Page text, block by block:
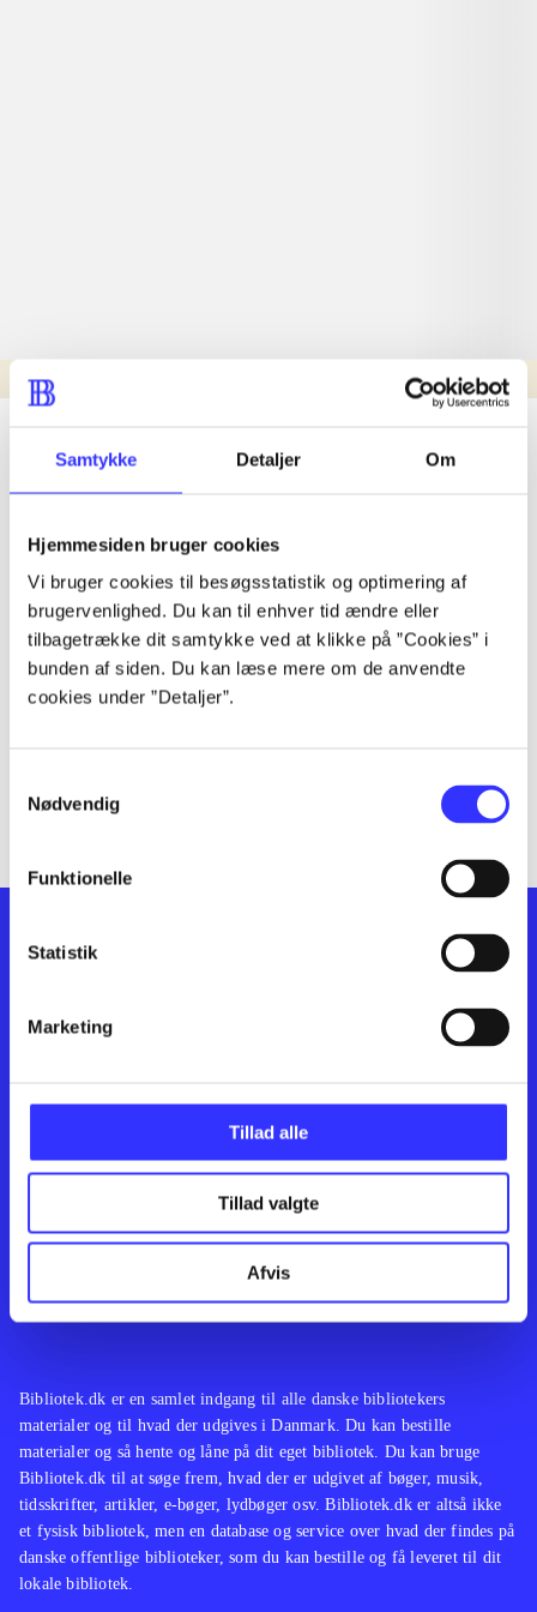
Samtykke Detaljer Om
Hjemmesiden bruger cookies
Vi bruger cookies til besøgsstatistik og optimering af
brugervenlighed. Du kan til enhver tid ændre eller
tilbagetrække dit samtykke ved at klikke på ”Cookies” i
bunden af siden. Du kan læse mere om de anvendte
cookies under ”Detaljer”.
Nødvendig
Funktionelle
Statistik
Marketing
Tillad alle
Tillad valgte
Afvis
Nyhed
lorem ipsum dolor sit amet ...
lorem ipsum dolor sit amet ...
lorem ipsum dolor sit amet ...
lorem ipsum dolor sit amet ...
lorem ipsum dolor sit amet ...
lorem ipsum dolor sit amet ...
lorem ipsum dolor sit amet ...
Feedback
Bibliotek.dk er en samlet indgang til alle danske bibliotekers
materialer og til hvad der udgives i Danmark. Du kan bestille
materialer og så hente og låne på dit eget bibliotek. Du kan bruge
Bibliotek.dk til at søge frem, hvad der er udgivet af bøger, musik,
tidsskrifter, artikler, e-bøger, lydbøger osv. Bibliotek.dk er altså ikke
et fysisk bibliotek, men en database og service over hvad der findes på
danske offentlige biblioteker, som du kan bestille og få leveret til dit
lokale bibliotek.
Kontakt os
English
Artikler
Film
Musik
Noder